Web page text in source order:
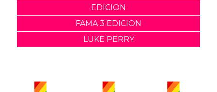
EDICION
FAMA 3 EDICION
LUKE PERRY